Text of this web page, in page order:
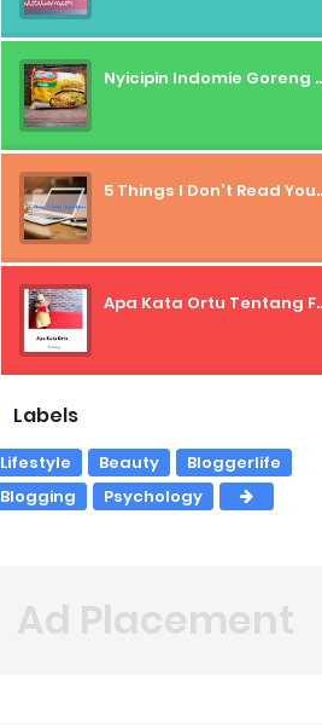
Nyicipin
5 Things I
Apa Kata
Labels
Lifestyle Beauty
Bloggerlife
Blogging
Psychology
Ad Placement